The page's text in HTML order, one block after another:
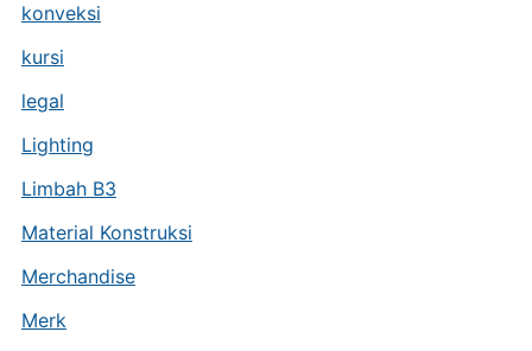
konveksi
kursi
legal
Lighting
Limbah B3
Material Konstruksi
Merchandise
Merk